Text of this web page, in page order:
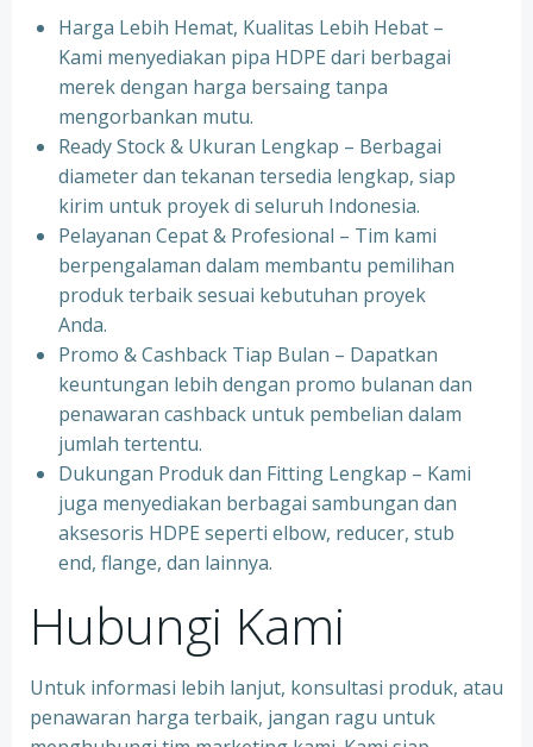
Harga Lebih Hemat, Kualitas Lebih Hebat –
Kami menyediakan pipa HDPE dari berbagai
merek dengan harga bersaing tanpa
mengorbankan mutu.
Ready Stock & Ukuran Lengkap – Berbagai
diameter dan tekanan tersedia lengkap, siap
kirim untuk proyek di seluruh Indonesia.
Pelayanan Cepat & Profesional – Tim kami
berpengalaman dalam membantu pemilihan
produk terbaik sesuai kebutuhan proyek
Anda.
Promo & Cashback Tiap Bulan – Dapatkan
keuntungan lebih dengan promo bulanan dan
penawaran cashback untuk pembelian dalam
jumlah tertentu.
Dukungan Produk dan Fitting Lengkap – Kami
juga menyediakan berbagai sambungan dan
aksesoris HDPE seperti elbow, reducer, stub
end, flange, dan lainnya.
Hubungi Kami
Untuk informasi lebih lanjut, konsultasi produk, atau
penawaran harga terbaik, jangan ragu untuk